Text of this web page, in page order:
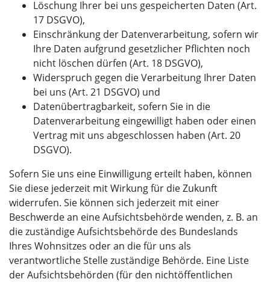
Löschung Ihrer bei uns gespeicherten Daten (Art.
17 DSGVO),
Einschränkung der Datenverarbeitung, sofern wir
Ihre Daten aufgrund gesetzlicher Pflichten noch
nicht löschen dürfen (Art. 18 DSGVO),
Widerspruch gegen die Verarbeitung Ihrer Daten
bei uns (Art. 21 DSGVO) und
Datenübertragbarkeit, sofern Sie in die
Datenverarbeitung eingewilligt haben oder einen
Vertrag mit uns abgeschlossen haben (Art. 20
DSGVO).
Sofern Sie uns eine Einwilligung erteilt haben, können
Sie diese jederzeit mit Wirkung für die Zukunft
widerrufen. Sie können sich jederzeit mit einer
Beschwerde an eine Aufsichtsbehörde wenden, z. B. an
die zuständige Aufsichtsbehörde des Bundeslands
Ihres Wohnsitzes oder an die für uns als
verantwortliche Stelle zuständige Behörde. Eine Liste
der Aufsichtsbehörden (für den nichtöffentlichen